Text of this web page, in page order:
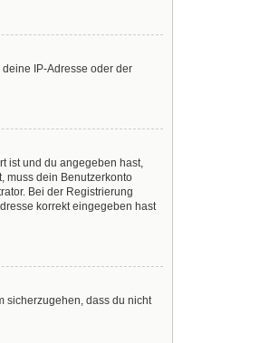
IP-Adresse oder der
ist und du angegeben hast,
muss dein Benutzerkonto
Bei der Registrierung
korrekt eingegeben hast
sicherzugehen, dass du nicht